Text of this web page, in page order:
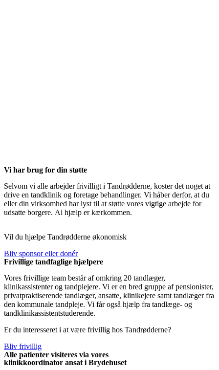
Vi har brug for din støtte
Selvom vi alle arbejder frivilligt i Tandrødderne, koster det noget at
drive en tandklinik og foretage behandlinger. Vi håber derfor, at du
eller din virksomhed har lyst til at støtte vores vigtige arbejde for
udsatte borgere. Al hjælp er kærkommen.
Vil du hjælpe Tandrødderne økonomisk
Bliv sponsor eller donér
Frivillige tandfaglige hjælpere
Vores frivillige team består af omkring 20 tandlæger,
klinikassistenter og tandplejere. Vi er en bred gruppe af pensionister,
privatpraktiserende tandlæger, ansatte, klinikejere samt tandlæger fra
den kommunale tandpleje. Vi får også hjælp fra tandlæge- og
tandklinikassistentstuderende.
Er du interesseret i at være frivillig hos Tandrødderne?
Bliv frivillig
Alle patienter visiteres via vores
klinikkoordinator ansat i Brydehuset